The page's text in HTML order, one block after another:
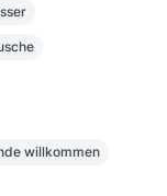
willkommen